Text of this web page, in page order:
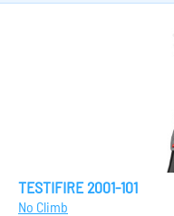
TESTIFIRE 2001-101
No Climb